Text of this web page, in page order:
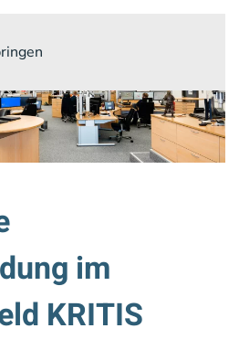
im
KRITIS